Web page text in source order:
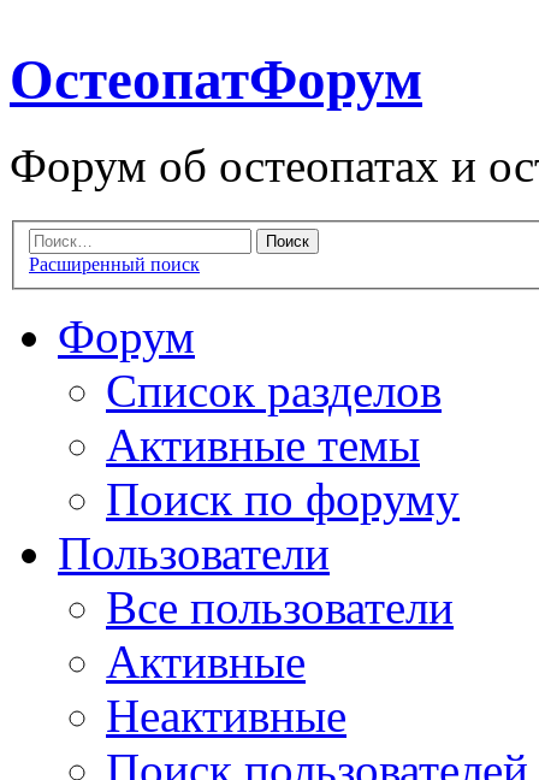
ОстеопатФорум
Форум об остеопатах и
Расширенный поиск
Форум
Список разделов
Активные темы
Поиск по форуму
Пользователи
Все пользователи
Активные
Неактивные